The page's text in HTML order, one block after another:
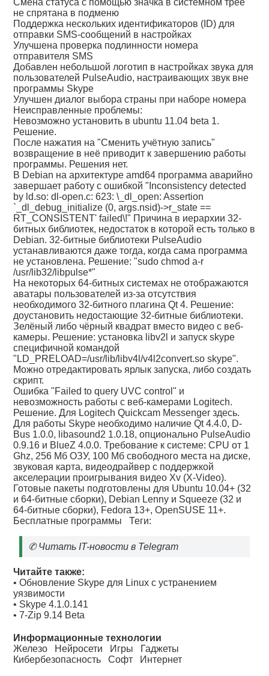
Смена статуса с помощью значка в системном трее
не спрятана в подменю
Поддержка нескольких идентификаторов (ID) для
отправки SMS-сообщений в настройках
Улучшена проверка подлинности номера
отправителя SMS
Добавлен небольшой логотип в настройках звука для
пользователей PulseAudio, настраивающих звук вне
программы Skype
Улучшен диалог выбора страны при наборе номера
Неисправленные проблемы:
Невозможно установить в ubuntu 11.04 beta 1.
Решение.
После нажатия на "Сменить учётную запись"
возвращение в неё приводит к завершению работы
программы. Решения нет.
В Debian на архитектуре amd64 программа аварийно
завершает работу с ошибкой "Inconsistency detected
by ld.so: dl-open.c: 623: \_dl_open: Assertion
`_dl_debug_initialize (0, args.nsid)->r_state ==
RT_CONSISTENT' failed\!" Причина в иерархии 32-
битных библиотек, недостаток в которой есть только в
Debian. 32-битные библиотеки PulseAudio
устанавливаются даже тогда, когда сама программа
не установлена. Решение: "sudo chmod a-r
/usr/lib32/libpulse*"
На некоторых 64-битных системах не отображаются
аватары пользователей из-за отсутствия
необходимого 32-битного плагина Qt 4. Решение:
доустановить недостающие 32-битные библиотеки.
Зелёный либо чёрный квадрат вместо видео с веб-
камеры. Решение: установка libv2l и запуск skype
специфичной командой
"LD_PRELOAD=/usr/lib/libv4l/v4l2convert.so skype".
Можно отредактировать ярлык запуска, либо создать
скрипт.
Ошибка "Failed to query UVC control" и
невозможность работы с веб-камерами Logitech.
Решение. Для Logitech Quickcam Messenger здесь.
Для работы Skype необходимо наличие Qt 4.4.0, D-
Bus 1.0.0, libasound2 1.0.18, опционально PulseAudio
0.9.16 и BlueZ 4.0.0. Требование к системе: CPU от 1
Ghz, 256 Мб ОЗУ, 100 Мб свободного места на диске,
звуковая карта, видеодрайвер с поддержкой
акселерации проигрывания видео Xv (X-Video).
Готовые пакеты подготовлены для Ubuntu 10.04+ (32
и 64-битные сборки), Debian Lenny и Squeeze (32 и
64-битные сборки), Fedora 13+, OpenSUSE 11+.
Бесплатные программы Теги:
✆Читать IT-новости в Telegram
Читайте также:
•Обновление Skype для Linux с устранением
уязвимости
• Skype 4.1.0.141
•7-Zip 9.14 Beta
Информационные технологии
Железо
Нейросети Игры
Гаджеты
Кибербезопасность
Софт Интернет